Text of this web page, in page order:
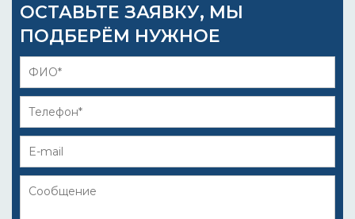
ОСТАВЬТЕ ЗАЯВКУ, МЫ
ПОДБЕРЁМ НУЖНОЕ